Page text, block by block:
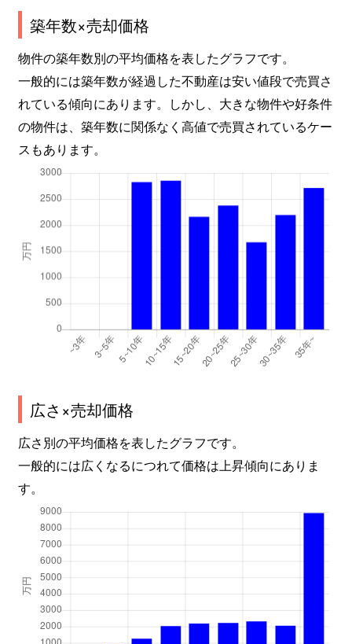
築年数×売却価格
物件の築年数別の平均価格を表したグラフです。
一般的には築年数が経過した不動産は安い値段で売買さ
れている傾向にあります。しかし、大きな物件や好条件
の物件は、築年数に関係なく高値で売買されているケー
スもあります。
広さ×売却価格
広さ別の平均価格を表したグラフです。
一般的には広くなるにつれて価格は上昇傾向にありま
す。